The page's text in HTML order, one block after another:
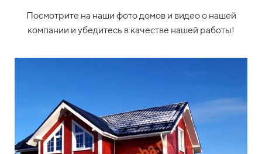
Посмотрите на наши фото домов и видео о нашей
компании и убедитесь в качестве нашей работы!